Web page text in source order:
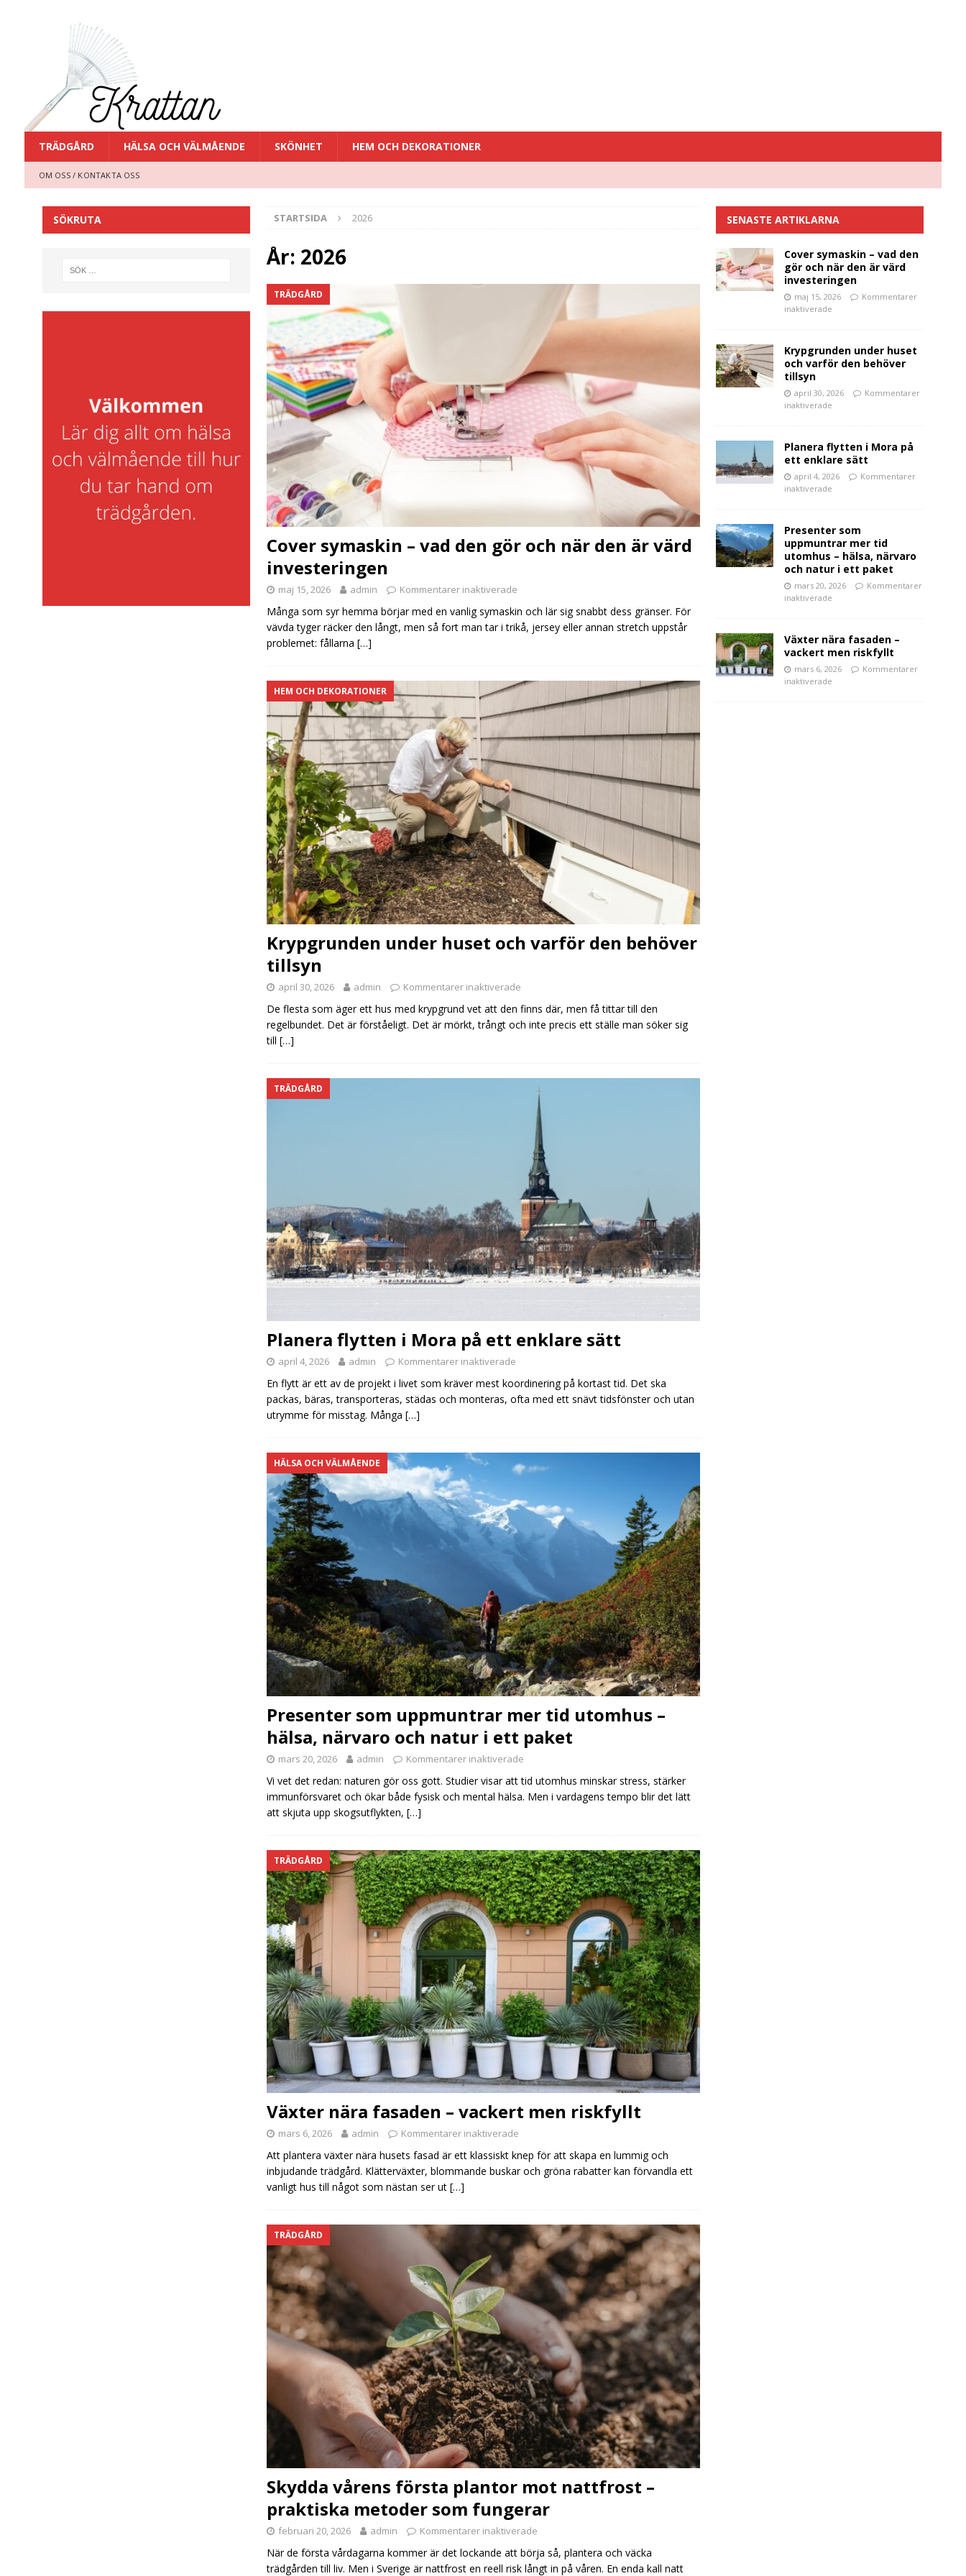
TRÄDGÅRD HÄLSA OCH VÄLMÅENDE SKÖNHET HEM OCH DEKORATIONER
OM OSS / KONTAKTA OSS
STARTSIDA 2026
År: 2026
TRÄDGÅRD
Cover symaskin – vad den gör och när den är värd
investeringen
maj 15, 2026 admin Kommentarer inaktiverade
Många som syr hemma börjar med en vanlig symaskin och lär sig snabbt dess gränser. För
vävda tyger räcker den långt, men så fort man tar i trikå, jersey eller annan stretch uppstår
problemet: fållarna[…]
HEM OCH DEKORATIONER
Krypgrunden under huset och varför den behöver
tillsyn
april 30, 2026 admin Kommentarer inaktiverade
De flesta som äger ett hus med krypgrund vet att den finns där, men få tittar till den
regelbundet. Det är förståeligt. Det är mörkt, trångt och inte precis ett ställe man söker sig
till[…]
TRÄDGÅRD
Planera flytten i Mora på ett enklare sätt
april 4, 2026 admin Kommentarer inaktiverade
En flytt är ett av de projekt i livet som kräver mest koordinering på kortast tid. Det ska
packas, bäras, transporteras, städas och monteras, ofta med ett snävt tidsfönster och utan
utrymme för misstag. Många[…]
HÄLSA OCH VÄLMÅENDE
Presenter som uppmuntrar mer tid utomhus –
hälsa, närvaro och natur i ett paket
mars 20, 2026 admin Kommentarer inaktiverade
Vi vet det redan: naturen gör oss gott. Studier visar att tid utomhus minskar stress, stärker
immunförsvaret och ökar både fysisk och mental hälsa. Men i vardagens tempo blir det lätt
att skjuta upp skogsutflykten,[…]
TRÄDGÅRD
Växter nära fasaden – vackert men riskfyllt
mars 6, 2026 admin Kommentarer inaktiverade
Att plantera växter nära husets fasad är ett klassiskt knep för att skapa en lummig och
inbjudande trädgård. Klätterväxter, blommande buskar och gröna rabatter kan förvandla ett
vanligt hus till något som nästan ser ut[…]
TRÄDGÅRD
Skydda vårens första plantor mot nattfrost –
praktiska metoder som fungerar
februari 20, 2026 admin Kommentarer inaktiverade
När de första vårdagarna kommer är det lockande att börja så, plantera och väcka
trädgården till liv. Men i Sverige är nattfrost en reell risk långt in på våren. En enda kall natt
SÖKRUTA SENASTE ARTIKLARNA
Cover symaskin – vad den
gör och när den är värd
investeringen
maj 15, 2026
Kommentarer
inaktiverade
Krypgrunden under huset
och varför den behöver
tillsyn
april 30, 2026
Kommentarer
inaktiverade
Planera flytten i Mora på
ett enklare sätt
april 4, 2026
Kommentarer
inaktiverade
Presenter som
uppmuntrar mer tid
utomhus – hälsa, närvaro
och natur i ett paket
mars 20, 2026
Kommentarer
inaktiverade
Växter nära fasaden –
vackert men riskfyllt
mars 6, 2026
Kommentarer
inaktiverade